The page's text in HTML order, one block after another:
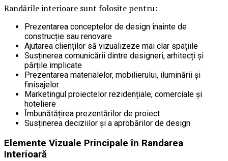
Randările interioare sunt folosite pentru:
Prezentarea conceptelor de design înainte de
construcție sau renovare
Ajutarea clienților să vizualizeze mai clar spațiile
Susținerea comunicării dintre designeri, arhitecți și
părțile implicate
Prezentarea materialelor, mobilierului, iluminării și
finisajelor
Marketingul proiectelor rezidențiale, comerciale și
hoteliere
Îmbunătățirea prezentărilor de proiect
Susținerea deciziilor și a aprobărilor de design
Elemente Vizuale Principale în Randarea
Interioară